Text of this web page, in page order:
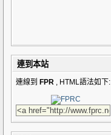
連到本站
連線到 FPR , HTML語法如下: